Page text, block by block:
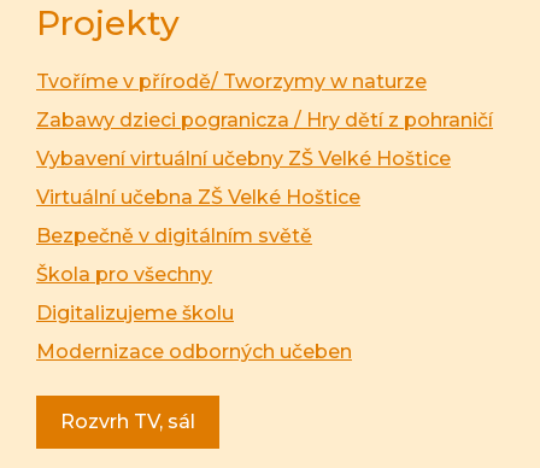
Projekty
Tvoříme v přírodě/ Tworzymy w naturze
Zabawy dzieci pogranicza / Hry dětí z pohraničí
Vybavení virtuální učebny ZŠ Velké Hoštice
Virtuální učebna ZŠ Velké Hoštice
Bezpečně v digitálním světě
Škola pro všechny
Digitalizujeme školu
Modernizace odborných učeben
Rozvrh TV, sál